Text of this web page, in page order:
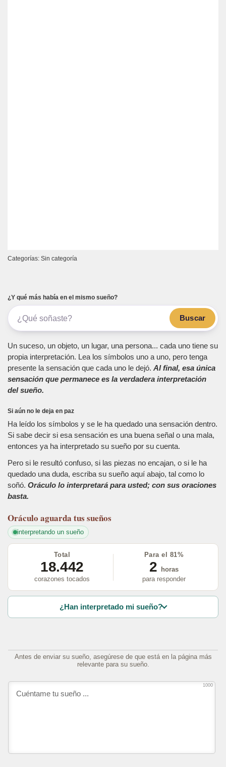
Categorías: Sin categoría
¿Y qué más había en el mismo sueño?
Buscar
Un suceso, un objeto, un lugar, una persona... cada uno tiene su
propia interpretación. Lea los símbolos uno a uno, pero tenga
presente la sensación que cada uno le dejó. Al final, esa única
sensación que permanece es la verdadera interpretación
del sueño.
Si aún no le deja en paz
Ha leído los símbolos y se le ha quedado una sensación dentro.
Si sabe decir si esa sensación es una buena señal o una mala,
entonces ya ha interpretado su sueño por su cuenta.
Pero si le resultó confuso, si las piezas no encajan, o si le ha
quedado una duda, escriba su sueño aquí abajo, tal como lo
soñó. Oráculo lo interpretará para usted; con sus oraciones
basta.
Oráculo aguarda tus sueños
interpretando un sueño
Total
18.442
corazones tocados
Para el 81%
2
horas
para responder
¿Han interpretado mi sueño?
Antes de enviar su sueño, asegúrese de que está en la página más
relevante para su sueño.
1000